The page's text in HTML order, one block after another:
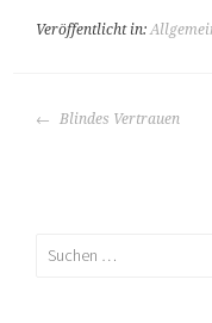
Veröffentlicht in:
BEITRAGS-
Blindes Vertrauen
Suchen